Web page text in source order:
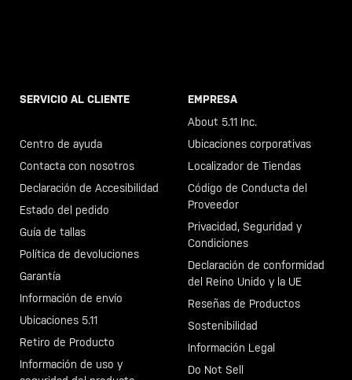
SERVICIO AL CLIENTE
Centro de ayuda
Contacta con nosotros
Declaración de Accesibilidad
Estado del pedido
Guía de tallas
Política de devoluciones
Garantía
Información de envío
Ubicaciones 5.11
Retiro de Producto
Información de uso y
EMPRESA
About 5.11 Inc.
Ubicaciones corporativas
Localizador de Tiendas
Código de Conducta del
Proveedor
Privacidad, Seguridad y
Condiciones
Declaración de conformidad
del Reino Unido y la UE
Reseñas de Productos
Sostenibilidad
Información Legal
Do Not Sell